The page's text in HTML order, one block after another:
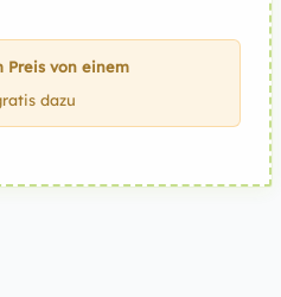
Preis von einem
dazu